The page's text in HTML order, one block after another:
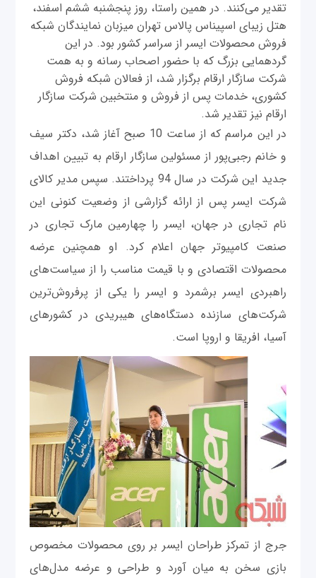
تقدیر می‌کنند. در همین راستا، روز پنجشنبه ششم اسفند،
هتل زیبای اسپیناس پالاس تهران میزبان نمایندگان شبکه
فروش محصولات ایسر از سراسر کشور بود. در این
گردهمایی بزرگ که با حضور اصحاب رسانه و به همت
شرکت سازگار ارقام برگزار شد، از فعالان شبکه فروش
کشوری، خدمات پس از فروش و منتخبین شرکت سازگار
ارقام نیز تقدیر شد.
در این مراسم که از ساعت 10 صبح آغاز شد، دکتر سیف
و خانم رجبی‌پور از مسئولین سازگار ارقام به تبیین اهداف
جدید این شرکت در سال‌ 94 پرداختند. سپس مدیر کالای
شرکت ایسر پس از ارائه گزارشی از وضعیت کنونی این
نام تجاری در جهان، ایسر را چهارمین مارک تجاری در
صنعت کامپیوتر جهان اعلام کرد. او همچنین عرضه
محصولات اقتصادی و با قیمت مناسب را از سیاست‌‌های
راهبردی ایسر برشمرد و ایسر را یکی از پرفروش‌ترین
شرکت‌‌های سازنده دستگاه‌‌های هیبریدی در کشورهای
آسیا، افریقا و اروپا است.
جرج از تمرکز طراحان ایسر بر روی محصولات مخصوص
بازی سخن به میان آورد و طراحی و عرضه مدل‌های